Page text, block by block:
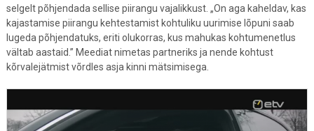
selgelt põhjendada sellise piirangu vajalikkust. „On aga kaheldav, kas
kajastamise piirangu kehtestamist kohtuliku uurimise lõpuni saab
lugeda põhjendatuks, eriti olukorras, kus mahukas kohtumenetlus
vältab aastaid.” Meediat nimetas partneriks ja nende kohtust
kõrvalejätmist võrdles asja kinni mätsimisega.